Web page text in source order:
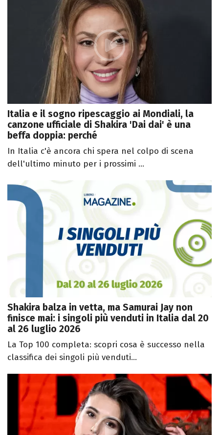
Italia e il sogno ripescaggio ai Mondiali, la
canzone ufficiale di Shakira 'Dai dai' è una
beffa doppia: perché
In Italia c'è ancora chi spera nel colpo di scena
dell'ultimo minuto per i prossimi ...
Shakira balza in vetta, ma Samurai Jay non
finisce mai: i singoli più venduti in Italia dal 20
al 26 luglio 2026
La Top 100 completa: scopri cosa è successo nella
classifica dei singoli più venduti...